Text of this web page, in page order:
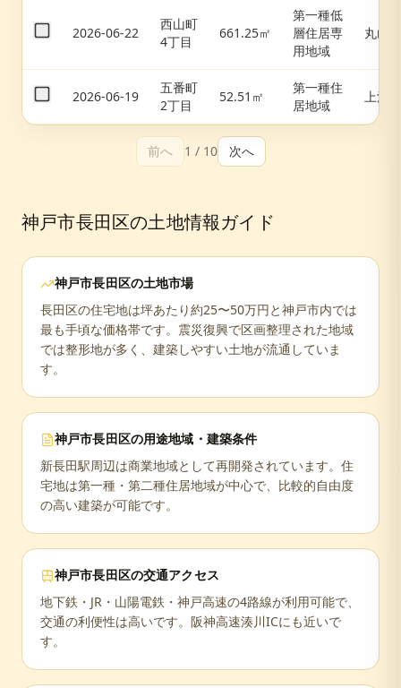
2026-06-22
西山町
4丁目
661.25㎡
第一種低
層住居専
用地域
丸山
2026-06-19
五番町
2丁目
52.51㎡
第一種住
居地域
上沢
前へ 1 / 10 次へ
神戸市長田区の土地情報ガイド
神戸市長田区の土地市場
長田区の住宅地は坪あたり約25〜50万円と神戸市内では
最も手頃な価格帯です。震災復興で区画整理された地域
では整形地が多く、建築しやすい土地が流通していま
す。
神戸市長田区の用途地域・建築条件
新長田駅周辺は商業地域として再開発されています。住
宅地は第一種・第二種住居地域が中心で、比較的自由度
の高い建築が可能です。
神戸市長田区の交通アクセス
地下鉄・JR・山陽電鉄・神戸高速の4路線が利用可能で、
交通の利便性は高いです。阪神高速湊川ICにも近いで
す。